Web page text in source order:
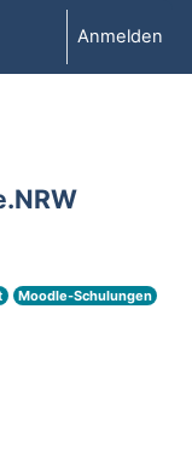
Anmelden
Moodle-Schulungen